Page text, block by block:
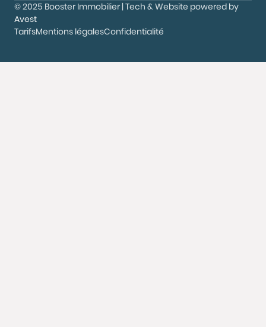
© 2025 Booster Immobilier | Tech & Website powered by
Avest
TarifsMentions légalesConfidentialité